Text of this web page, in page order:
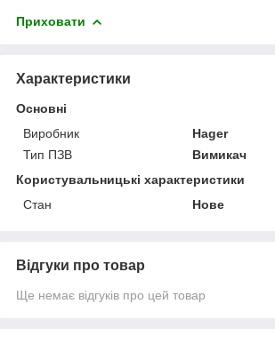
Приховати
Характеристики
Основні
Виробник
Hager
Тип ПЗВ
Вимикач
Користувальницькі характеристики
Стан
Нове
Відгуки про товар
Ще немає відгуків про цей товар